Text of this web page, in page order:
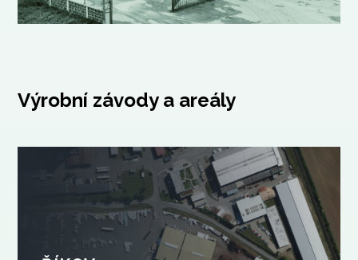
Výrobní závody a areály